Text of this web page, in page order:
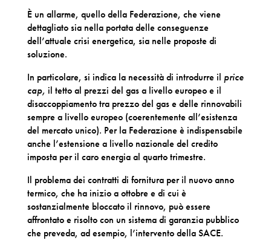
È un allarme, quello della Federazione, che viene
dettagliato sia nella portata delle conseguenze
dell’attuale crisi energetica, sia nelle proposte di
soluzione.
In particolare, si indica la necessità di introdurre il price
cap, il tetto al prezzi del gas a livello europeo e il
disaccoppiamento tra prezzo del gas e delle rinnovabili
sempre a livello europeo (coerentemente all’esistenza
del mercato unico). Per la Federazione è indispensabile
anche l’estensione a livello nazionale del credito
imposta per il caro energia al quarto trimestre.
Il problema dei contratti di fornitura per il nuovo anno
termico, che ha inizio a ottobre e di cui è
sostanzialmente bloccato il rinnovo, può essere
affrontato e risolto con un sistema di garanzia pubblico
che preveda, ad esempio, l’intervento della SACE.